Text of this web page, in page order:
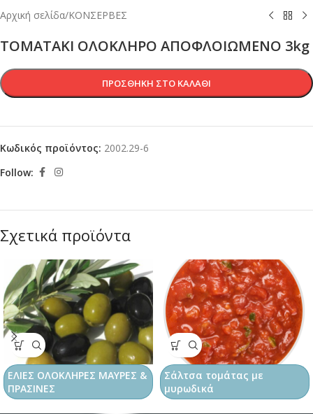
Αρχική σελίδα/ΚΟΝΣΕΡΒΕΣ
ΤΟΜΑΤΑΚΙ ΟΛΟΚΛΗΡΟ ΑΠΟΦΛΟΙΩΜΕΝΟ 3kg
ΠΡΟΣΘΉΚΗ ΣΤΟ ΚΑΛΆΘΙ
Κωδικός προϊόντος: 2002.29-6
Follow:
Σχετικά προϊόντα
ΕΛΙΕΣ ΟΛΟΚΛΗΡΕΣ ΜΑΥΡΕΣ &
ΠΡΑΣΙΝΕΣ
Σάλτσα τομάτας με
μυρωδικά